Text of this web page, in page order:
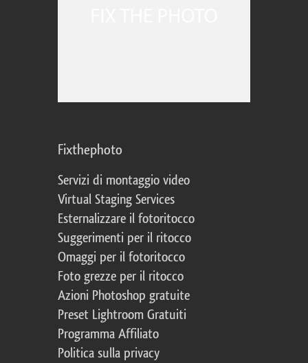
Fixthephoto
Servizi di montaggio video
Virtual Staging Services
Esternalizzare il fotoritocco
Suggerimenti per il ritocco
Omaggi per il fotoritocco
Foto grezze per il ritocco
Azioni Photoshop gratuite
Preset Lightroom Gratuiti
Programma Affiliato
Politica sulla privacy